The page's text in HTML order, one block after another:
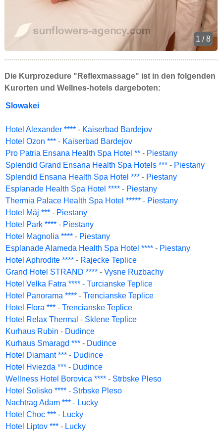
1 / 8
Die Kurprozedure "Reflexmassage" ist in den folgenden
Kurorten und Wellnes-hotels dargeboten:
Slowakei
Hotel Alexander **** - Kaiserbad Bardejov
Hotel Ozon *** - Kaiserbad Bardejov
Pro Patria Ensana Health Spa Hotel ** - Piestany
Splendid Grand Ensana Health Spa Hotels *** - Piestany
Splendid Ensana Health Spa Hotel *** - Piestany
Esplanade Health Spa Hotel **** - Piestany
Thermia Palace Health Spa Hotel ***** - Piestany
Hotel Máj *** - Piestany
Hotel Park **** - Piestany
Hotel Magnolia **** - Piestany
Esplanade Alameda Health Spa Hotel **** - Piestany
Hotel Aphrodite **** - Rajecke Teplice
Grand Hotel STRAND **** - Vysne Ruzbachy
Hotel Velka Fatra **** - Turcianske Teplice
Hotel Panorama **** - Trencianske Teplice
Hotel Flora *** - Trencianske Teplice
Hotel Relax Thermal - Sklene Teplice
Kurhaus Rubin - Dudince
Kurhaus Smaragd *** - Dudince
Hotel Diamant *** - Dudince
Hotel Hviezda *** - Dudince
Wellness Hotel Borovica **** - Strbske Pleso
Hotel Solisko **** - Strbske Pleso
Nachtrag Adam *** - Lucky
Hotel Choc *** - Lucky
Hotel Liptov *** - Lucky